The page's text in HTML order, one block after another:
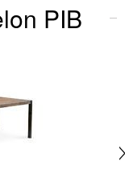
PIB